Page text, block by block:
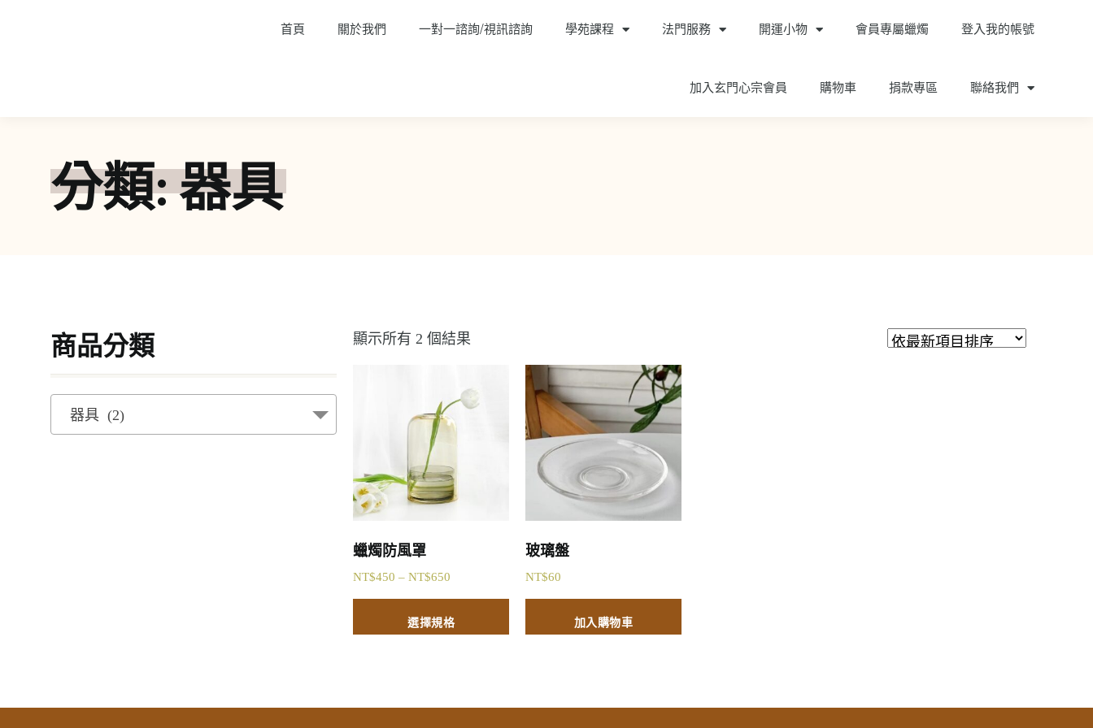
首頁 關於我們 一對一諮詢/視訊諮詢 學苑課程 法門服務 開運小物 會員專屬蠟燭 登入我的帳號
加入玄門心宗會員 購物車 捐款專區 聯絡我們
分類: 器具
商品分類
器具 (2)
顯示所有 2 個結果
蠟燭防風罩
NT$450 – NT$650
選擇規格
玻璃盤
NT$60
加入購物車